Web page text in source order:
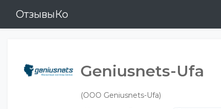
ОтзывыКо
Geniusnets-Ufa
(ООО Geniusnets-Ufa)